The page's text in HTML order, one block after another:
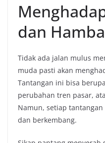
dan
Tidak ada jalan mulus
muda pasti akan
Tantangan ini bisa
perubahan tren pasar,
Namun, setiap
dan berkembang.